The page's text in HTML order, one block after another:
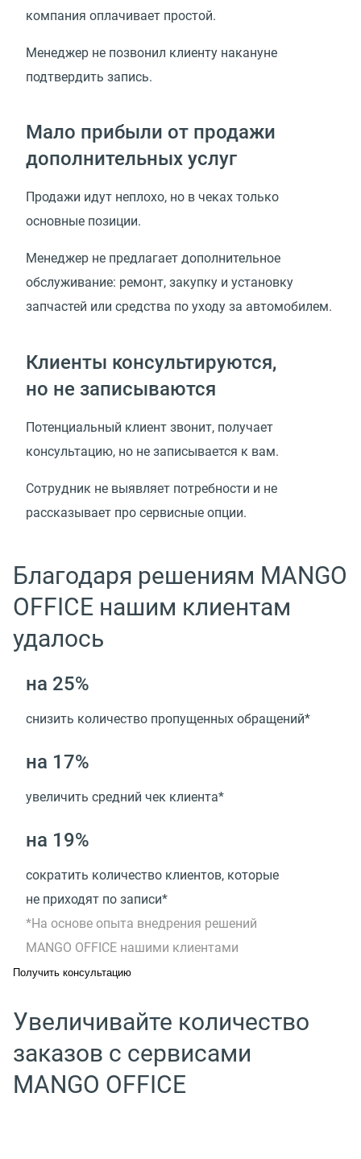
компания оплачивает простой.
Менеджер не позвонил клиенту накануне
подтвердить запись.
Мало прибыли от продажи
дополнительных услуг
Продажи идут неплохо, но в чеках только
основные позиции.
Менеджер не предлагает дополнительное
обслуживание: ремонт, закупку и установку
запчастей или средства по уходу за автомобилем.
Клиенты консультируются,
но не записываются
Потенциальный клиент звонит, получает
консультацию, но не записывается к вам.
Сотрудник не выявляет потребности и не
рассказывает про сервисные опции.
Благодаря решениям MANGO
OFFICE нашим клиентам
удалось
на 25%
снизить количество пропущенных обращений*
на 17%
увеличить средний чек клиента*
на 19%
сократить количество клиентов, которые
не приходят по записи*
*На основе опыта внедрения решений
MANGO OFFICE нашими клиентами
Получить консультацию
Увеличивайте количество
заказов с сервисами
MANGO OFFICE